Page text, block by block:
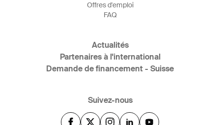
Offres d'emploi
FAQ
Actualités
Partenaires à l'international
Demande de financement - Suisse
Suivez-nous